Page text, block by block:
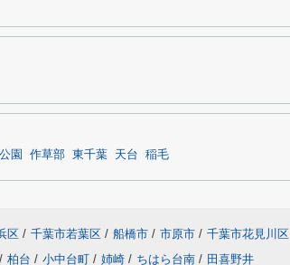
園 作草部 東千葉 天台 稲毛
区 / 千葉市若葉区 / 船橋市 / 市原市 / 千葉市花見川区
/ 柏台 / 小中台町 / 姉崎 / ちはら台南 / 田喜野井